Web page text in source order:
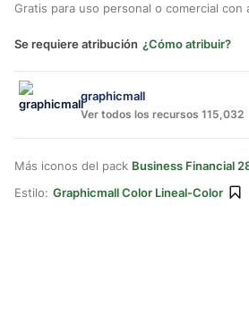
Gratis para uso personal o comercial con
Se requiere atribución ¿Cómo atribuir?
graphicmall
Ver todos los recursos 115,032
Más iconos del pack Business Financial
Estilo: Graphicmall Color Lineal-Color